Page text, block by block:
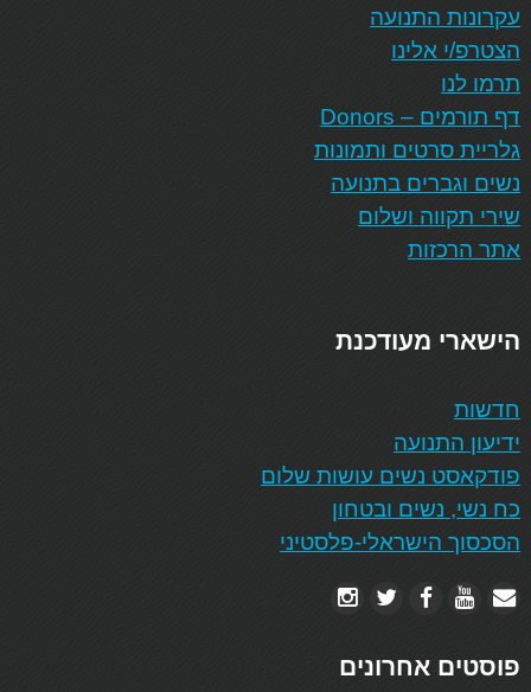
עקרונות התנועה
הצטרפ/י אלינו
תרמו לנו
דף תורמים – Donors
גלריית סרטים ותמונות
נשים וגברים בתנועה
שירי תקווה ושלום
אתר הרכזות
הישארי מעודכנת
חדשות
ידיעון התנועה
פודקאסט נשים עושות שלום
כח נשי, נשים ובטחון
הסכסוך הישראלי-פלסטיני
פוסטים אחרונים